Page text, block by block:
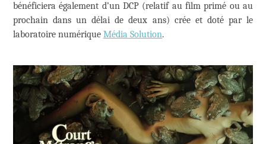
bénéficiera également d’un DCP (relatif au film primé ou au
prochain dans un délai de deux ans) crée et doté par le
laboratoire numérique Média Solution.